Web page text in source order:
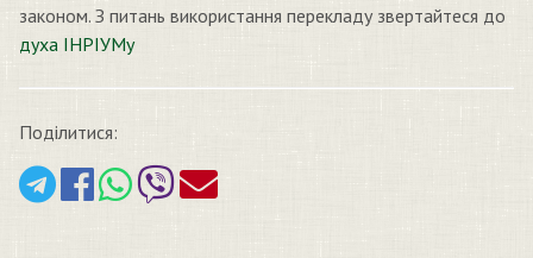
законом. З питань використання перекладу звертайтеся до
духа ІНРІУМу
Поділитися: